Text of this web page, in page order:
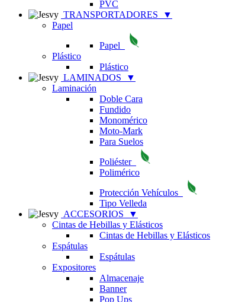
PVC
TRANSPORTADORES
▼
Papel
Papel
Plástico
Plástico
LAMINADOS
▼
Laminación
Doble Cara
Fundido
Monomérico
Moto-Mark
Para Suelos
Poliéster
Polimérico
Protección Vehículos
Tipo Velleda
ACCESORIOS
▼
Cintas de Hebillas y Elásticos
Cintas de Hebillas y Elásticos
Espátulas
Espátulas
Expositores
Almacenaje
Banner
Pop Ups